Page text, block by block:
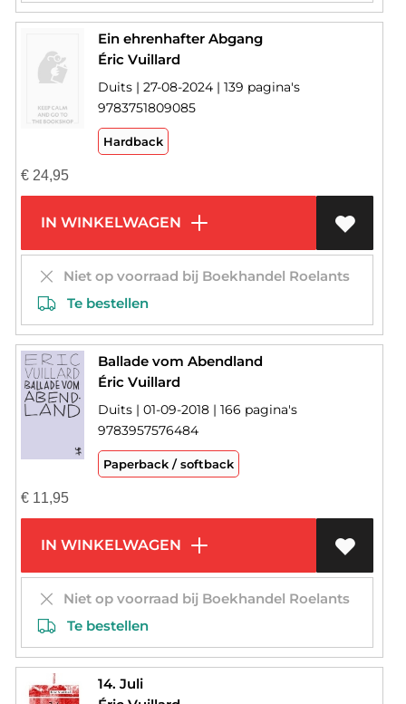
Ein ehrenhafter Abgang
Éric Vuillard
Duits | 27-08-2024 | 139 pagina's
9783751809085
Hardback
€24,95
IN WINKELWAGEN
Niet op voorraad bij Boekhandel Roelants
Te bestellen
Ballade vom Abendland
Éric Vuillard
Duits | 01-09-2018 | 166 pagina's
9783957576484
Paperback / softback
€11,95
IN WINKELWAGEN
Niet op voorraad bij Boekhandel Roelants
Te bestellen
14. Juli